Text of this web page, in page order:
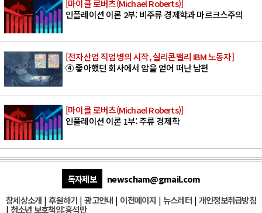
[마이클 로버츠(Michael Roberts)]
인플레이션 이론 2부: 비주류 경제학과 마르크스주의
[전자산업 직업병의 시작, 실리콘밸리 IBM 노동자]
④ 좋아했던 회사에서 암을 얻어 떠난 남편
[마이클 로버츠(Michael Roberts)]
인플레이션 이론 1부: 주류 경제학
독자제보
newscham@gmail.com
참세상소개 | 후원하기 |광고안내 | 이전페이지 | 뉴스레터| 개인정보취급방침
| 청소년 보호책임:홍석만